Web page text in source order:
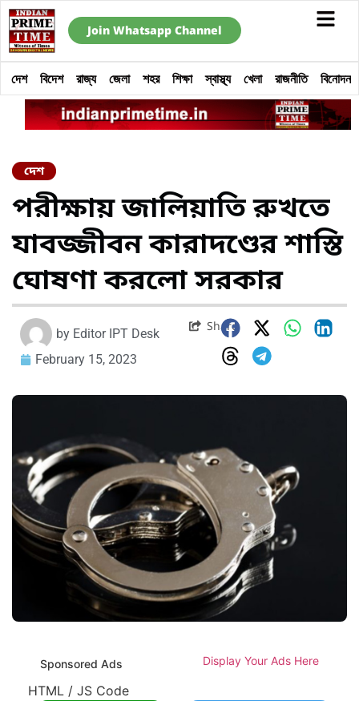
Join Whatsapp Channel
দেশ বিদেশ রাজ্য জেলা শহর শিক্ষা স্বাস্থ্য খেলা রাজনীতি বিনোদন
দেশ
পরীক্ষায় জালিয়াতি রুখতে
যাবজ্জীবন কারাদণ্ডের শাস্তি
ঘোষণা করলো সরকার
by Editor IPT Desk
February 15, 2023
Share
Sponsored Ads Display Your Ads Here
HTML / JS Code